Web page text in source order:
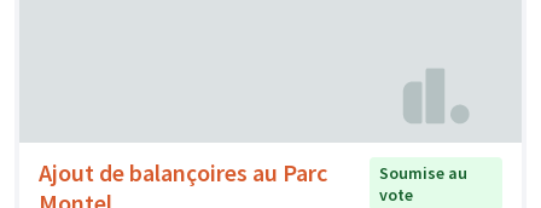
Ajout de balançoires au Parc
Soumise au
vote